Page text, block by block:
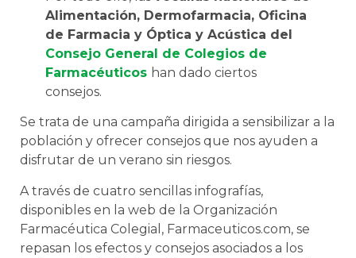
Alimentación, Dermofarmacia, Oficina
de Farmacia y Óptica y Acústica del
Consejo General de Colegios de
Farmacéuticos han dado ciertos
consejos.
Se trata de una campaña dirigida a sensibilizar a la
población y ofrecer consejos que nos ayuden a
disfrutar de un verano sin riesgos.
A través de cuatro sencillas infografías,
disponibles en la web de la Organización
Farmacéutica Colegial, Farmaceuticos.com, se
repasan los efectos y consejos asociados a los